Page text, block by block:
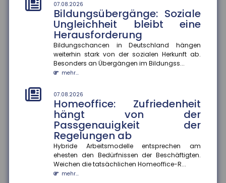
07.08.2026
Bildungsübergänge: Soziale
Ungleichheit bleibt eine
Herausforderung
Bildungschancen in Deutschland hängen
weiterhin stark von der sozialen Herkunft ab.
Besonders an Übergängen im Bildungss...
mehr...
07.08.2026
Homeoffice: Zufriedenheit
hängt von der
Passgenauigkeit der
Regelungen ab
Hybride Arbeitsmodelle entsprechen am
ehesten den Bedürfnissen der Beschäftigten.
Weichen die tatsächlichen Homeoffice-R...
mehr...
rund 1.993 Euro für Selbstgeschenke auf. Besonders
beliebt sind Kleid...
mehr...
04.08.2026
Digitalisierung und
Flexibilisierung im
Führerscheinerwerb
Fahrschulausbildung. Der Gesetzentwurf dazu sieht
vor, die Präsenzpflicht für...
mehr...
04.08.2026
Ausbildungsvergütungen
bundesweit gestiegen
Die tarifvertraglichen Ausbildungsvergütungen sind
im Ausbildungsjahr 2025/26 im Schnitt um 3,9